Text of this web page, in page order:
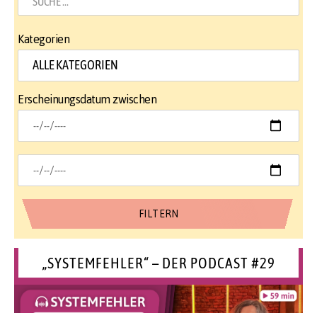
Kategorien
Erscheinungsdatum zwischen
„SYSTEMFEHLER“ – DER PODCAST #29